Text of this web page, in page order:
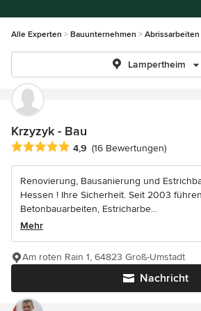
Alle Experten Bauunternehmen Abrissarbeiten
Lampertheim
Krzyzyk - Bau
Durchschnittliche Bewertung: 4.9 von 5
4,9 (16 Bewertungen)
Renovierung, Bausanierung und
Hessen ! Ihre Sicherheit. Seit 2003
Betonbauarbeiten, Estricharbe...
Mehr
Nachricht
Am roten Rain 1, 64823 Groß-Umstadt